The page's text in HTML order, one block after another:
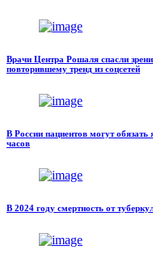
Врачи Центра Рошаля спасли
повторившему тренд из соцсетей
В России пациентов могут обязать
часов
В 2024 году смертность от